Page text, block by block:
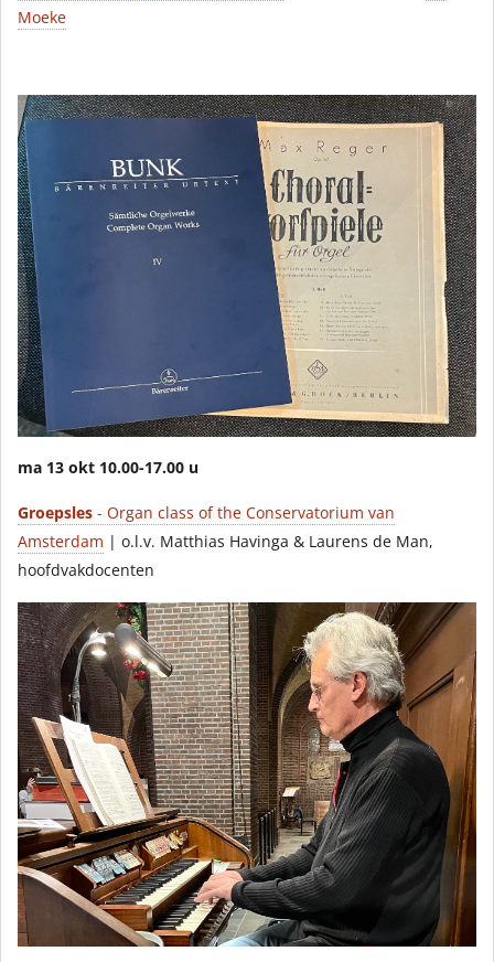
Moeke
ma 13 okt 10.00-17.00 u
Groepsles - Organ class of the Conservatorium van
Amsterdam | o.l.v. Matthias Havinga & Laurens de Man,
hoofdvakdocenten